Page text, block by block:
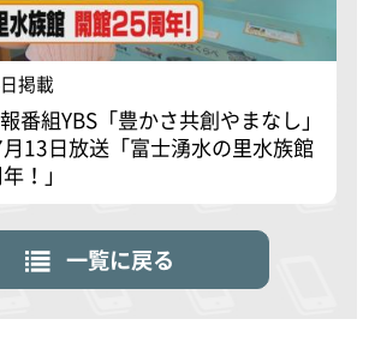
掲載
番組YBS「豊かさ共創やまなし」
13日放送「富士湧水の里水族館
！」
一覧に戻る